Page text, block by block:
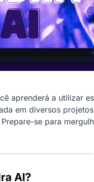
aprenderá a utilizar
em diversos
se para
AI?